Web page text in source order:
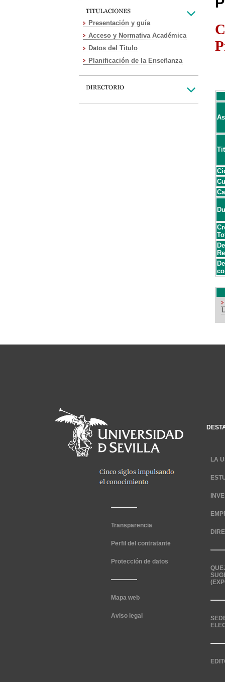
Presentación y guía
Acceso y Normativa Académica
Datos del Título
Planificación de la Enseñanza
Transparencia
Perfil del contratante
Protección de datos
Mapa web
Aviso legal
LA